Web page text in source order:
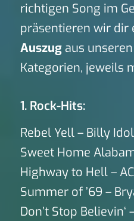
richtigen Song im
präsentieren wir dir
Auszugaus
Kategorien, jeweils
1. Rock-Hits:
Rebel Yell – Billy Idol
Sweet Home
Highway to Hell –
Summer of ’69 –
Don’t Stop Believin‘